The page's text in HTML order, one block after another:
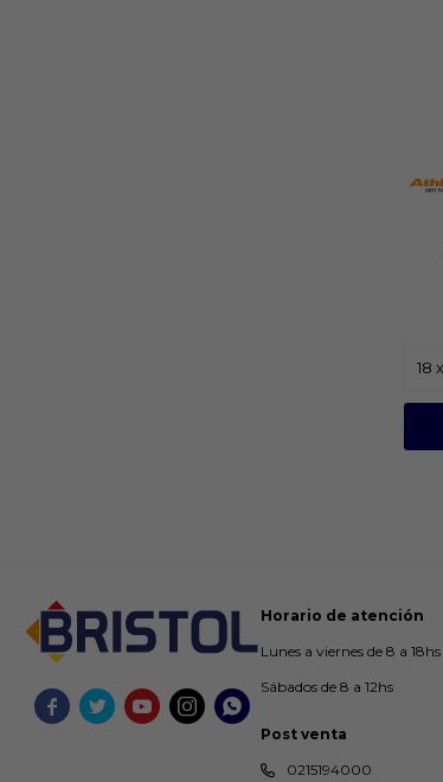
    
Horario de atención
Lunes a viernes de 8 a 18hs
Sábados de 8 a 12hs
Post venta
0215194000